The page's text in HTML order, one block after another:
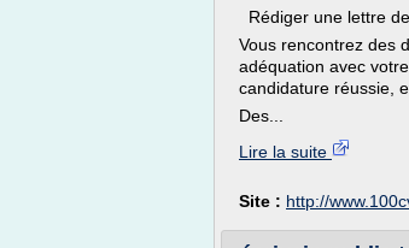
Rédiger une lettre
Vous rencontrez des
adéquation avec
candidature réussie,
Des...
Lire la suite
Site : http://